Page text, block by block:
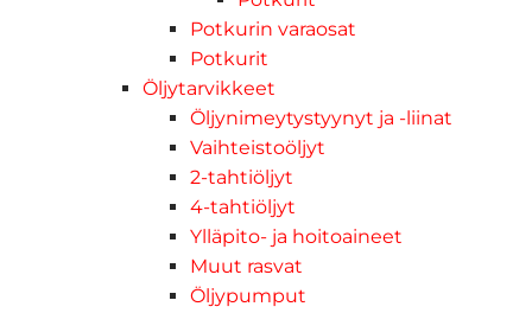
Potkurin varaosat
Potkurit
Öljytarvikkeet
Öljynimeytystyynyt ja -liinat
Vaihteistoöljyt
2-tahtiöljyt
4-tahtiöljyt
Ylläpito- ja hoitoaineet
Muut rasvat
Öljypumput